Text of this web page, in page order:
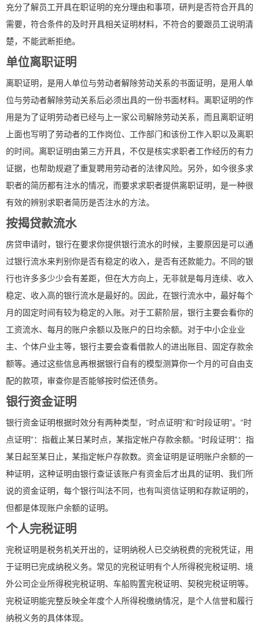
充分了解员工开具在职证明的充分理由和事项，研判是否符合开具的
需要，符合条件的及时开具相关证明材料，不符合的要跟员工说明清
楚，不能武断拒绝。
单位离职证明
离职证明，是用人单位与劳动者解除劳动关系的书面证明，是用人单
位与劳动者解除劳动关系后必须出具的一份书面材料。离职证明的作
用是为了证明劳动者已经与上一家公司解除劳动关系，而且离职证明
上面也写明了劳动者的工作岗位、工作部门和该份工作入职以及离职
的时间。离职证明由第三方开具，不仅是核实求职者工作经历的有力
证据，也帮助规避了重复聘用劳动者的法律风险。另外，如今很多求
职者的简历都有注水的情况，而要求求职者提供离职证明，是一种很
有效的辨别求职者简历是否注水的方法。
按揭贷款流水
房贷申请时，银行在要求你提供银行流水的时候，主要原因是可以通
过银行流水来判别你是否有稳定的收入，是否有还款能力。不同的银
行也许多多少少会有差距，但在大方向上，无非就是每月连续、收入
稳定、收入高的银行流水是最好的。因此，在银行流水中，最好每个
月的固定时间有较为稳定的入账。对于工薪阶层，银行主要会看你的
工资流水、每月的账户余额以及账户的日均余额。对于中小企业业
主、个体户业主等，银行主要会查看借款人的进出账目、固定存款余
额等。通过这些信息再根据银行自有的模型测算你一个月的可自由支
配的款项，审查你是否能够按时偿还债务。
银行资金证明
银行资金证明根据时效分有两种类型，“时点证明”和“时段证明”。“时
点证明”：指截止某日某时点，某指定帐户存款余额。“时段证明”：指
某日起至某日止，某指定帐户存款数。资金证明是证明账户余额的一
种证明，这种证明由银行查证该账户有资金后才出具的证明、我们所
说的资金证明，每个银行叫法不同，也有叫资信证明和存款证明的，
但都是体现账户余额的证明。
个人完税证明
完税证明是税务机关开出的，证明纳税人已交纳税费的完税凭证，用
于证明已完成纳税义务。常见的完税证明有个人所得税完税证明、境
外公司企业所得税完税证明、车船购置完税证明、契税完税证明等。
完税证明能完整反映全年度个人所得税缴纳情况，是个人信誉和履行
纳税义务的具体体现。